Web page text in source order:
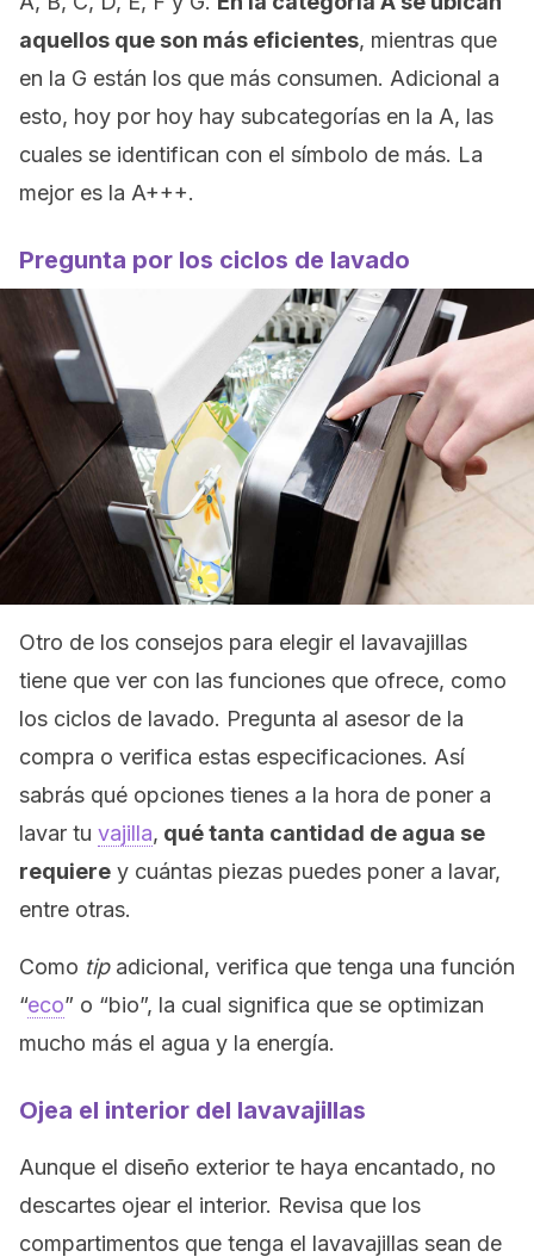
aquellos que son más eficientes, mientras que
en la G están los que más consumen. Adicional a
esto, hoy por hoy hay subcategorías en la A, las
cuales se identifican con el símbolo de más. La
mejor es la A+++.
Pregunta por los ciclos de lavado
Otro de los consejos para elegir el lavavajillas
tiene que ver con las funciones que ofrece, como
los ciclos de lavado. Pregunta al asesor de la
compra o verifica estas especificaciones. Así
sabrás qué opciones tienes a la hora de poner a
lavar tu vajilla, qué tanta cantidad de agua se
requiere y cuántas piezas puedes poner a lavar,
entre otras.
Como tipadicional, verifica que tenga una función
“eco” o “bio”, la cual significa que se optimizan
mucho más el agua y la energía.
Ojea el interior del lavavajillas
Aunque el diseño exterior te haya encantado, no
descartes ojear el interior. Revisa que los
compartimentos que tenga el lavavajillas sean de